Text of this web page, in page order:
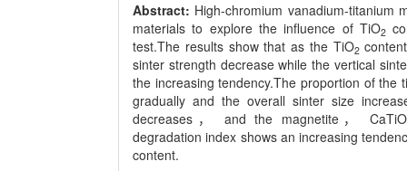
Abstract: High-chromium vanadium-titanium
materials to explore the influence of TiO2
test.The results show that as the TiO2
sinter strength decrease while the vertical
the increasing tendency.The proportion of
gradually and the overall sinter size
decreases， and the magnetite， CaTiO
degradation index shows an increasing
content.